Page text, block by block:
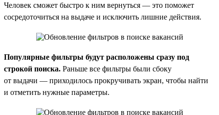
Человек сможет быстро к ним вернуться — это поможет
сосредоточиться на выдаче и исключить лишние действия.
Популярные фильтры будут расположены сразу под
строкой поиска. Раньше все фильтры были сбоку
от выдачи — приходилось прокручивать экран, чтобы найти
и отметить нужные параметры.